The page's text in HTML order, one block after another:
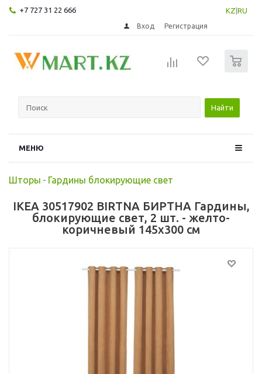
+7 727 31 22 666 KZ RU
Вход Регистрация
Найти
МЕНЮ
Шторы - Гардины блокирующие свет
IKEA 30517902 BIRTNA БИРТНА Гардины,
блокирующие свет, 2 шт. - желто-
коричневый 145x300 см